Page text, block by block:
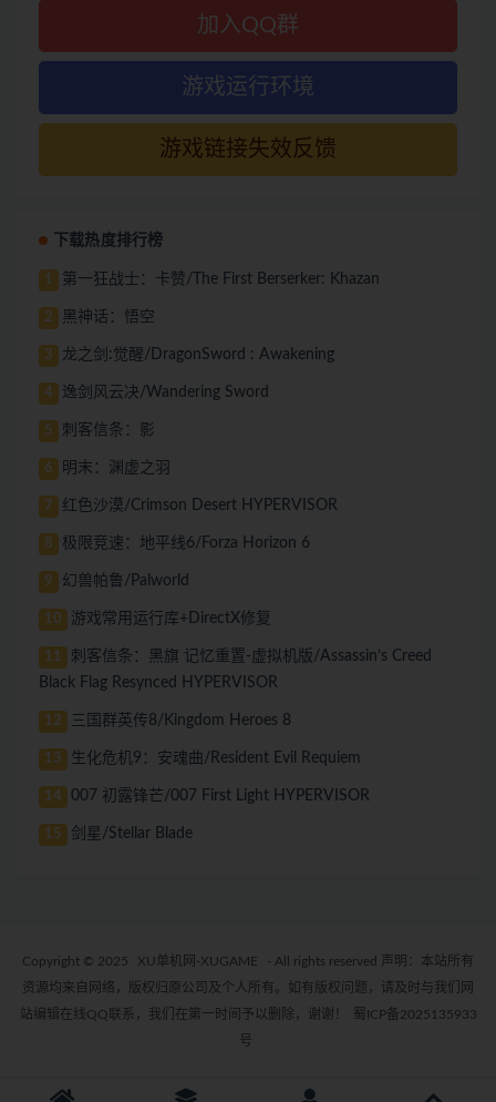
加入QQ群
游戏运行环境
游戏链接失效反馈
下载热度排行榜
1 第一狂战士：卡赞/The First Berserker: Khazan
2 黑神话：悟空
3 龙之剑:觉醒/DragonSword : Awakening
4 逸剑风云决/Wandering Sword
5 刺客信条：影
6 明末：渊虚之羽
7 红色沙漠/Crimson Desert HYPERVISOR
8 极限竞速：地平线6/Forza Horizon 6
9 幻兽帕鲁/Palworld
10 游戏常用运行库+DirectX修复
11
刺客信条：黑旗 记忆重置-虚拟机版/Assassin’s Creed
Black Flag Resynced HYPERVISOR
12 三国群英传8/Kingdom Heroes 8
13 生化危机9：安魂曲/Resident Evil Requiem
14 007 初露锋芒/007 First Light HYPERVISOR
15 剑星/Stellar Blade
Copyright © 2025 XU单机网-XUGAME
- All rights reserved 声明：本站所有
资源均来自网络，版权归原公司及个人所有。如有版权问题，请及时与我们网
站编辑在线QQ联系，我们在第一时间予以删除，谢谢！
蜀ICP备2025135933
号